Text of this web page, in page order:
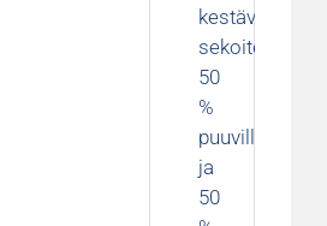
kestävää
50
%
puuvillaa
ja
50